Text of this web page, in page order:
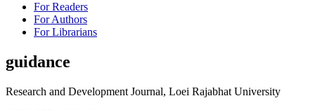
For Readers
For Authors
For Librarians
guidance
Research and Development Journal, Loei Rajabhat University